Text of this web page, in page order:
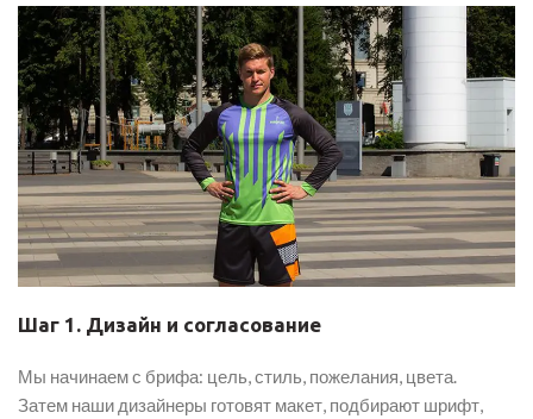
Шаг 1. Дизайн и согласование
Мы начинаем с брифа: цель, стиль, пожелания, цвета.
Затем наши дизайнеры готовят макет, подбирают шрифт,